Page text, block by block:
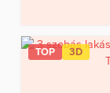
TOP 3D